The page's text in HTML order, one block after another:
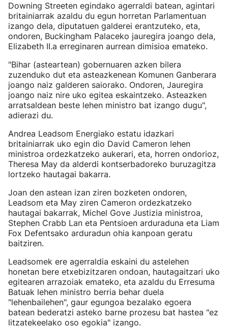
Downing Streeten egindako agerraldi batean, agintari
britainiarrak azaldu du egun horretan Parlamentuan
izango dela, diputatuen galderei erantzuteko, eta,
ondoren, Buckingham Palaceko jauregira joango dela,
Elizabeth II.a erreginaren aurrean dimisioa emateko.
"Bihar (asteartean) gobernuaren azken bilera
zuzenduko dut eta asteazkenean Komunen Ganberara
joango naiz galderen saiorako. Ondoren, Jauregira
joango naiz nire uko egitea eskaintzeko. Asteazken
arratsaldean beste lehen ministro bat izango dugu",
adierazi du.
Andrea Leadsom Energiako estatu idazkari
britainiarrak uko egin dio David Cameron lehen
ministroa ordezkatzeko aukerari, eta, horren ondorioz,
Theresa May da alderdi kontserbadoreko buruzagitza
lortzeko hautagai bakarra.
Joan den astean izan ziren bozketen ondoren,
Leadsom eta May ziren Cameron ordezkatzeko
hautagai bakarrak, Michel Gove Justizia ministroa,
Stephen Crabb Lan eta Pentsioen arduraduna eta Liam
Fox Defentsako arduradun ohia kanpoan geratu
baitziren.
Leadsomek ere agerraldia eskaini du astelehen
honetan bere etxebizitzaren ondoan, hautagaitzari uko
egitearen arrazoiak emateko, eta azaldu du Erresuma
Batuak lehen ministro berria behar duela
"lehenbailehen", gaur egungoa bezalako egoera
batean bederatzi asteko barne prozesu bat hastea "ez
litzatekeelako oso egokia" izango.